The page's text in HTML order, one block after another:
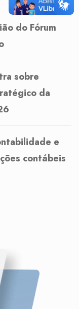
do Fórum
sobre
da
e
contábeis